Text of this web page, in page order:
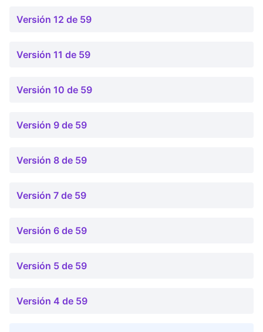
Versión 12 de 59
Versión 11 de 59
Versión 10 de 59
Versión 9 de 59
Versión 8 de 59
Versión 7 de 59
Versión 6 de 59
Versión 5 de 59
Versión 4 de 59